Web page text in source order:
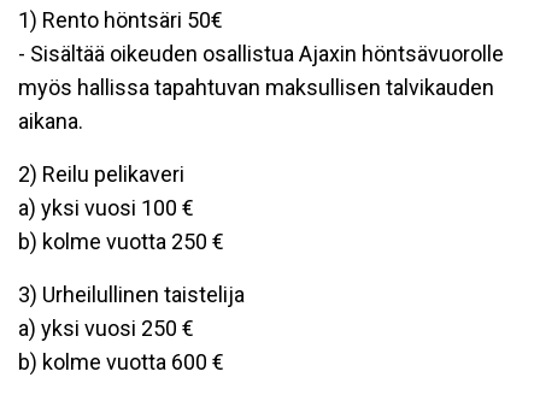
1) Rento höntsäri 50€
- Sisältää oikeuden osallistua Ajaxin höntsävuorolle
myös hallissa tapahtuvan maksullisen talvikauden
aikana.
2) Reilu pelikaveri
a) yksi vuosi 100 €
b) kolme vuotta 250 €
3) Urheilullinen taistelija
a) yksi vuosi 250 €
b) kolme vuotta 600 €